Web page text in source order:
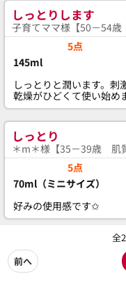
しっとりします
子育てママ様【50－54歳
5点
145ml
しっとりと潤います。刺
乾燥がひどくて使い始め
しっとり
＊m＊様【35－39歳 肌
5点
70ml（ミニサイズ）
好みの使用感です✩
全
前へ